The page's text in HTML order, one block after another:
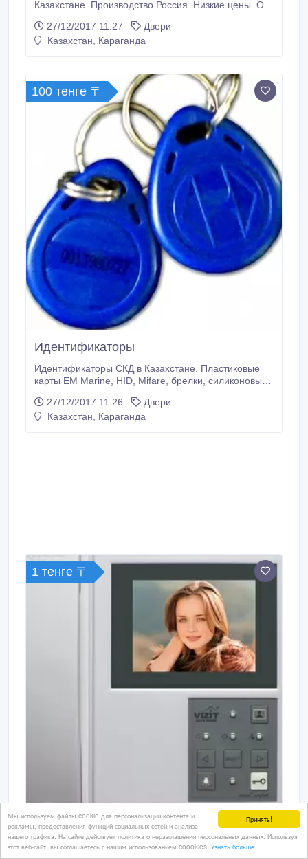
Принять!
Мы используем файлы cookie для персонализации контента и
рекламы, предоставления функций социальных сетей и анализа
нашего трафика. На сайте действует политика о неразглашении персональных данных. Используя
этот веб-сайт, вы соглашаетесь с нашим использованием coookies. Узнать больше
Казахстане. Производство Россия. Низкие цены. От
монтажным организациям скидки..
27/12/2017 11:27
Двери
Казахстан, Караганда
100 тенге 〒
Идентификаторы
Идентификаторы СКД в Казахстане. Пластиковые
карты EM Marine, HID, Mifare, брелки, силиконовые,
домофонов. Низкие цены. Широкий ассортимент.
Оптовикам скидки..
27/12/2017 11:26
Двери
Казахстан, Караганда
1 тенге 〒
Видеодомофоны Optimus, Slinex, VISIT
Видеодомофоны Optimus, Slinex, VISIT в